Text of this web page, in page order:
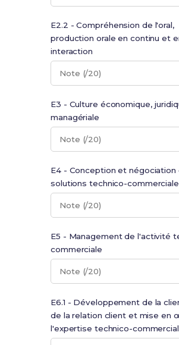
E2.2 - Compréhension de l'oral,
production orale en continu et
interaction
Note (/20)
E3 - Culture économique,
managériale
Note (/20)
E4 - Conception et négociation
solutions technico-
Note (/20)
E5 - Management de l'activité
commerciale
Note (/20)
E6.1 - Développement de la
de la relation client et mise en
l'expertise technico-